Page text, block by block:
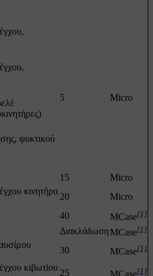
ψυκτικού
5 Micro
15
Micro
κινητήρα
20
Micro
40 MCase[1]
Διακλάδωση MCase[1]
30 MCase[1]
κιβωτίου
25 MCase[1]